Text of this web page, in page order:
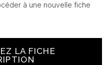
à une nouvelle fiche
LA FICHE